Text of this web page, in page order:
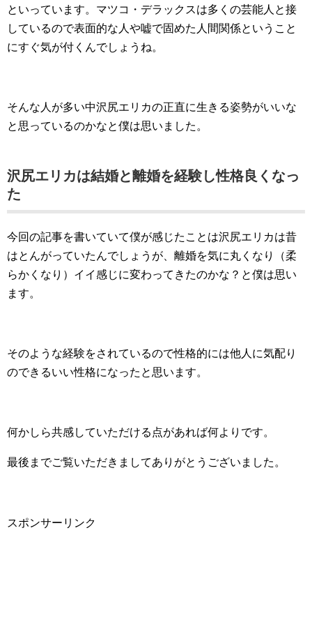
といっています。マツコ・デラックスは多くの芸能人と接
しているので表面的な人や嘘で固めた人間関係ということ
にすぐ気が付くんでしょうね。
そんな人が多い中沢尻エリカの正直に生きる姿勢がいいな
と思っているのかなと僕は思いました。
沢尻エリカは結婚と離婚を経験し性格良くなっ
た
今回の記事を書いていて僕が感じたことは沢尻エリカは昔
はとんがっていたんでしょうが、離婚を気に丸くなり（柔
らかくなり）イイ感じに変わってきたのかな？と僕は思い
ます。
そのような経験をされているので性格的には他人に気配り
のできるいい性格になったと思います。
何かしら共感していただける点があれば何よりです。
最後までご覧いただきましてありがとうございました。
スポンサーリンク